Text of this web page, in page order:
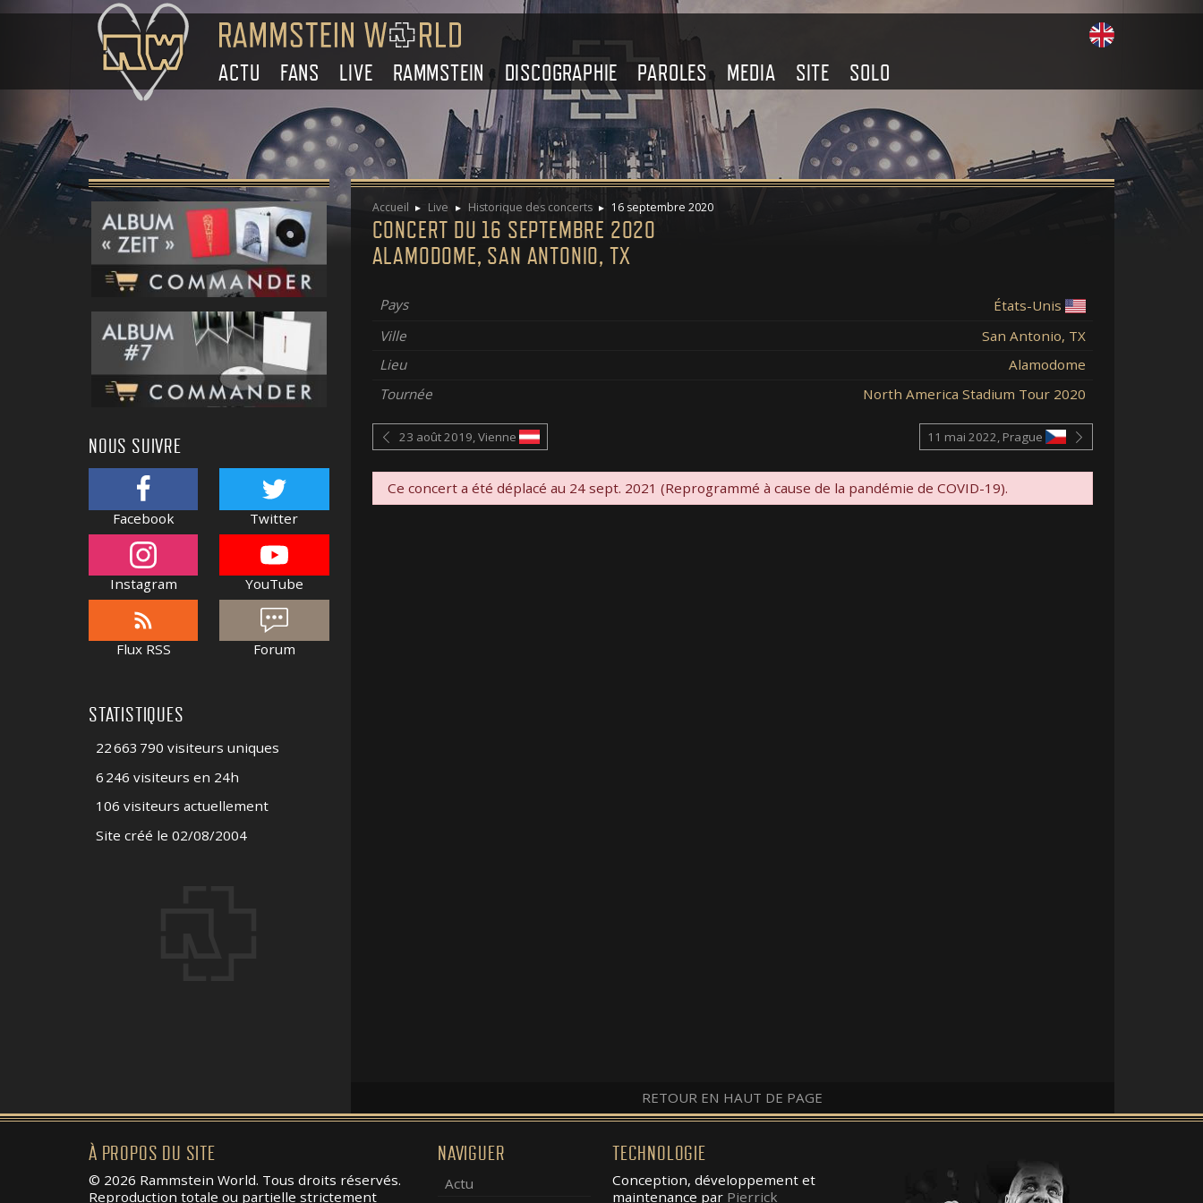
ACTU FANS LIVE RAMMSTEIN DISCOGRAPHIE PAROLES MEDIA SITE SOLO
Accueil Live Historique des concerts 16 septembre 2020
CONCERT DU 16 SEPTEMBRE 2020
ALAMODOME, SAN ANTONIO, TX
Pays
États-Unis
Ville
San Antonio, TX
Lieu
Alamodome
Tournée
North America Stadium Tour 2020
23 août 2019, Vienne 11 mai 2022, Prague
Ce concert a été déplacé au 24 sept. 2021 (Reprogrammé à cause de la pandémie de COVID-19).
RETOUR EN HAUT DE PAGE
NOUS SUIVRE
Facebook Twitter
Instagram YouTube
Flux RSS Forum
STATISTIQUES
22 663 790 visiteurs uniques
6 246 visiteurs en 24h
106 visiteurs actuellement
Site créé le 02/08/2004
À PROPOS DU SITE
© 2026 Rammstein World. Tous droits réservés.
Reproduction totale ou partielle strictement
NAVIGUER
Actu
TECHNOLOGIE
Conception, développement et
maintenance par Pierrick